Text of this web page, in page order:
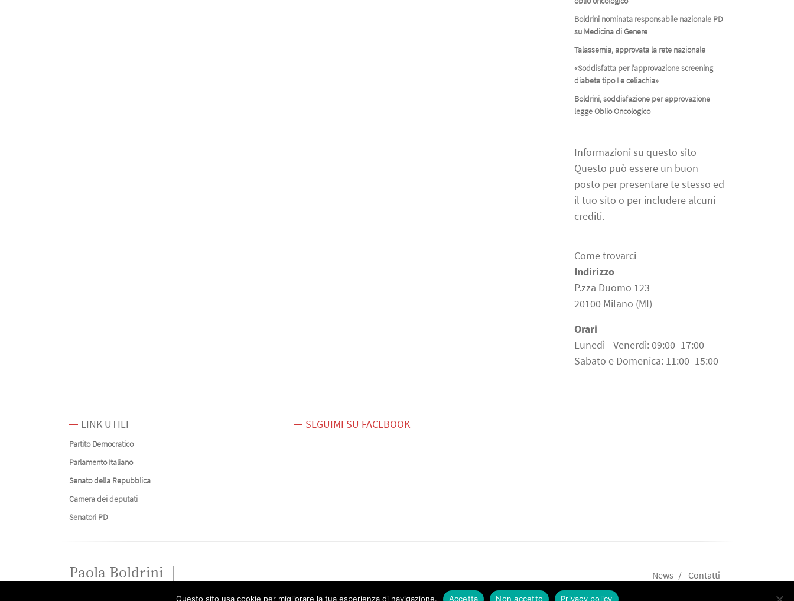
Boldrini nominata responsabile nazionale PD
su Medicina di Genere
Talassemia, approvata la rete nazionale
«Soddisfatta per l’approvazione screening
diabete tipo I e celiachia»
Boldrini, soddisfazione per approvazione
legge Oblio Oncologico
Informazioni su questo sito
Questo può essere un buon
posto per presentare te stesso ed
il tuo sito o per includere alcuni
crediti.
Come trovarci
Indirizzo
P.zza Duomo 123
20100 Milano (MI)
Orari
Lunedì—Venerdì: 09:00–17:00
Sabato e Domenica: 11:00–15:00
LINK UTILI
Partito Democratico
Parlamento Italiano
Senato della Repubblica
Camera dei deputati
Senatori PD
SEGUIMI SU FACEBOOK
Paola Boldrini News Contatti
Questo sito usa cookie per migliorare la tua esperienza di navigazione. Accetta Non accetto Privacy policy